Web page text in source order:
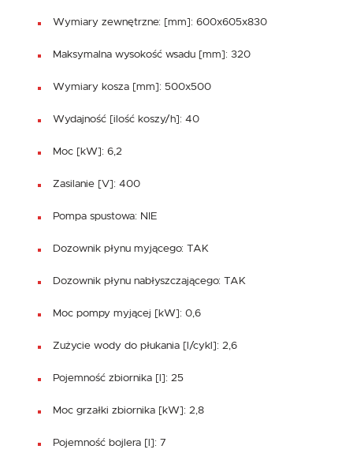
Wymiary zewnętrzne: [mm]: 600x605x830
Maksymalna wysokość wsadu [mm]: 320
Wymiary kosza [mm]: 500x500
Wydajność [ilość koszy/h]: 40
Moc [kW]: 6,2
Zasilanie [V]: 400
Pompa spustowa: NIE
Dozownik płynu myjącego: TAK
Dozownik płynu nabłyszczającego: TAK
Moc pompy myjącej [kW]: 0,6
Zużycie wody do płukania [l/cykl]: 2,6
Pojemność zbiornika [l]: 25
Moc grzałki zbiornika [kW]: 2,8
Pojemność bojlera [l]: 7